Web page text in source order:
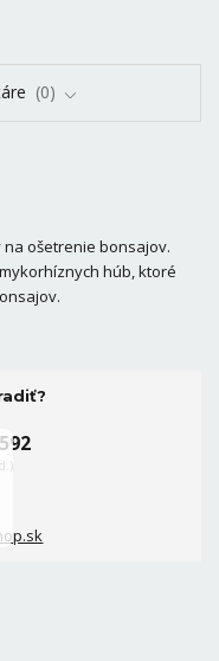
0
ošetrenie bonsajov.
húb, ktoré